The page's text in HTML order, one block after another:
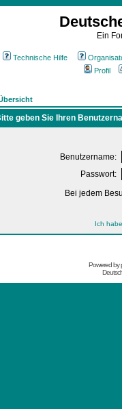
Ein
Technische Hilfe
Profil
geben Sie Ihren
Benutzername:
Passwort:
Bei jedem
Ich
Powered by